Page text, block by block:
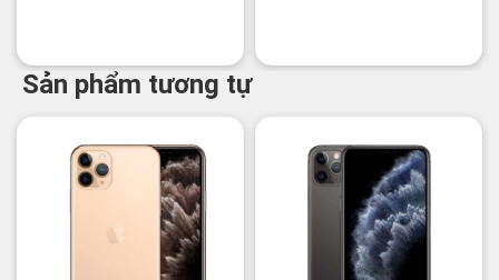
Sản phẩm tương tự
-23%